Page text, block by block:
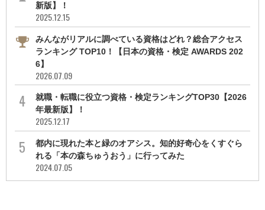
新版】！
2025.12.15
みんながリアルに調べている資格はどれ？総合アクセス
ランキング TOP10！【日本の資格・検定 AWARDS 202
6】
2026.07.09
就職・転職に役立つ資格・検定ランキングTOP30【2026
年最新版】！
2025.12.17
都内に現れた本と緑のオアシス。知的好奇心をくすぐら
れる「本の森ちゅうおう」に行ってみた
2024.07.05